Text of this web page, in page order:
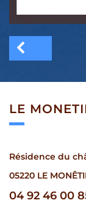
LE
Résidence du
05220 LE
04 92 46 00